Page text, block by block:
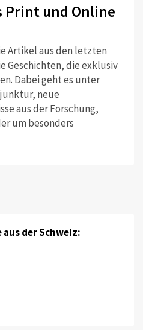
Print und Online
Artikel aus den letzten
Geschichten, die exklusiv
Dabei geht es unter
neue
aus der Forschung,
um besonders
der Schweiz: